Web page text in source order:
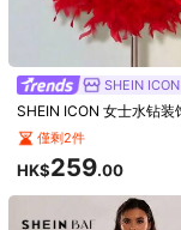
SHEIN ICON
僅剩2件
HK$259.00